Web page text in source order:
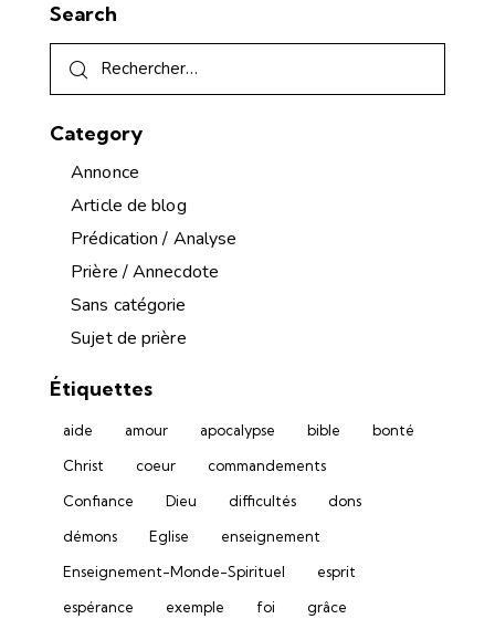
Search
Category
Annonce
Article de blog
Prédication / Analyse
Prière / Annecdote
Sans catégorie
Sujet de prière
Étiquettes
aide amour apocalypse bible
bonté
Christ
coeur
commandements
Confiance
Dieu difficultés
dons
démons
Eglise
enseignement
Enseignement-Monde-Spirituel
esprit
espérance
exemple foi
grâce